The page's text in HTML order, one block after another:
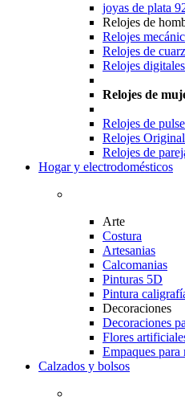
joyas de plata
Relojes de
Relojes
Relojes de
Relojes digitales
Relojes de
Relojes de
Relojes
Relojes de
Hogar y electrodomésticos
Arte
Costura
Artesanias
Calcomanias
Pinturas 5D
Pintura
Decoraciones
Decoraciones
Flores
Empaques para
Calzados y bolsos